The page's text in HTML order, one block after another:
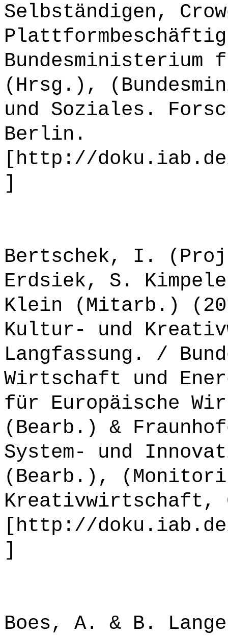
Selbständigen,
(Hrsg.),
und Soziales.
Berlin.
[http://
]
Bertschek, I.
Erdsiek, S.
Klein (Mitarb.)
Kultur- und
Langfassung. /
Wirtschaft und
für Europäische
(Bearb.) &
System- und
(Bearb.),
[http://
]
Boes, A. & B.